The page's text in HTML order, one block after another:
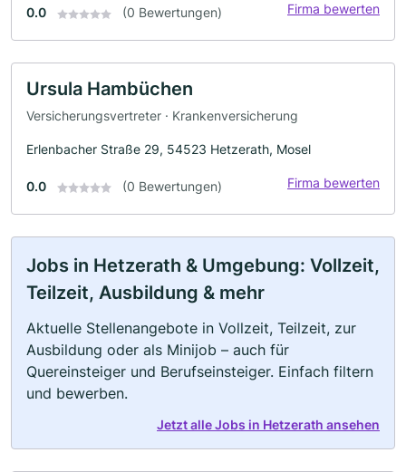
0.0 (0 Bewertungen) Firma bewerten
Ursula Hambüchen
Versicherungsvertreter · Krankenversicherung
Erlenbacher Straße 29, 54523 Hetzerath, Mosel
0.0 (0 Bewertungen) Firma bewerten
Jobs in Hetzerath & Umgebung: Vollzeit,
Teilzeit, Ausbildung & mehr
Aktuelle Stellenangebote in Vollzeit, Teilzeit, zur
Ausbildung oder als Minijob – auch für
Quereinsteiger und Berufseinsteiger. Einfach filtern
und bewerben.
Jetzt alle Jobs in Hetzerath ansehen